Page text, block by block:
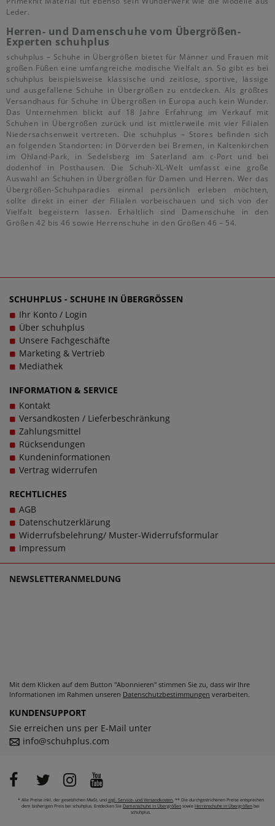
Leder.
Herren- und Damenschuhe vom Übergrößen-
Experten schuhplus
schuhplus – Schuhe in Übergrößen bietet für Männer und Frauen mit
großen Füßen eine umfangreiche modische Vielfalt an. So gibt es bei
schuhplus beispielsweise klassische und zeitlose, sportive, lässige
und ausgefallene Schuhe in Übergrößen zu entdecken. Als größtes
Versandhaus für Schuhe in Übergrößen in Europa auch kein Wunder.
Das Unternehmen blickt auf 18 Jahre Erfahrung im Verkauf mit
Schuhen in Übergrößen zurück und ist mittlerweile mit vier Filialen
Niedersachsenweit vertreten. Die schuhplus – Stores befinden sich
an folgenden Standorten: in Dörverden bei Bremen, in Kaltenkirchen
im Ohland-Park, in Sedelsberg im Saterland am c-Port und bei
dodenhof in Posthausen. Die Schuh-XL-Welt umfasst eine große
Auswahl an Schuhen in Übergrößen für Damen und Herren. Wer das
Übergrößen-Schuhparadies einmal persönlich erleben möchten,
sollte direkt in einer der Filialen vorbeischauen und sich von der
Vielfalt begeistern lassen. Erhältlich sind Damenschuhe in den
Größen 42 bis 46 sowie Herrenschuhe in den Größen 46 – 54.
SCHUHPLUS - SCHUHE IN ÜBERGRÖSSEN
Ihr Konto / Login
Über schuhplus
Unsere Fachgeschäfte
Marketing & Vertrieb
Mediathek
INFORMATION & SERVICE
Kontakt
Versandkosten / Lieferbeschränkung
Zahlungsmittel
Rücksendungen
Kundeninformationen
Vertrag widerrufen
RECHTLICHES
AGB
Datenschutzerklärung
Widerrufsbelehrung/ Muster-Widerrufsformular
Impressum
NEWSLETTERANMELDUNG
Mit dem Klicken auf dem Button "Abonnieren" stimmen Sie zu, dass wir Ihre
Informationen im Rahmen unseren Datenschutzbestimmungen verarbeiten.
KUNDENSUPPORT
Sie erreichen uns per E-Mail unter
info@schuhplus.com
* Alle Preise inkl. der gesetzlichen MwSt. und zzgl. Service- und Versandkosten.** Die durchgestrichenen Preise entsprechen
dem bisherigen Preis bei schuhplus. Entdecken Sie Damenschuhe in Übergrößen sowie Herrenschuhe in Übergrößen bei
schuhplus.